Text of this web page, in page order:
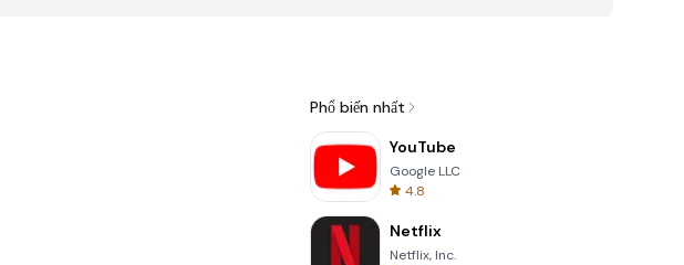
Phổ biến nhất
YouTube
Google LLC
4.8
Netflix
Netflix, Inc.